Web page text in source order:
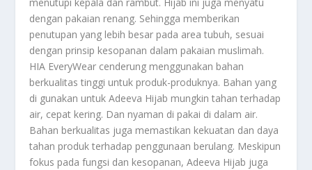
menutupi kepala dan rambut. Hijab ini juga menyatu
dengan pakaian renang. Sehingga memberikan
penutupan yang lebih besar pada area tubuh, sesuai
dengan prinsip kesopanan dalam pakaian muslimah.
HIA EveryWear cenderung menggunakan bahan
berkualitas tinggi untuk produk-produknya. Bahan yang
di gunakan untuk Adeeva Hijab mungkin tahan terhadap
air, cepat kering. Dan nyaman di pakai di dalam air.
Bahan berkualitas juga memastikan kekuatan dan daya
tahan produk terhadap penggunaan berulang. Meskipun
fokus pada fungsi dan kesopanan, Adeeva Hijab juga